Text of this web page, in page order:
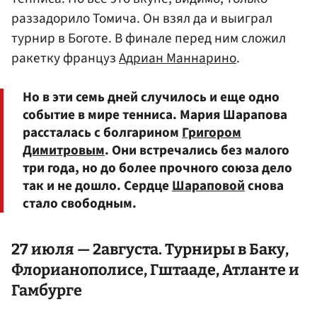
раззадорило Томича. Он взял да и выиграл
турнир в Боготе. В финале перед ним сложил
ракетку французАдриан Маннарино.
Но в эти семь дней случилось и еще одно
событие в мире тенниса. Мария Шарапова
рассталась с болгарином Григором
Димитровым. Они встречались без малого
три года, но до более прочного союза дело
так и не дошло. СердцеШараповойснова
стало свободным.
27 июля — 2августа. Турниры в Баку,
Флорианополисе, Гштааде, Атланте и
Гамбурге